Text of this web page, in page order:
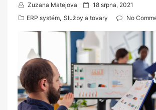
Zuzana Matejova
P
o
e
d
o
n
18 srpna, 2021
ERP systém, Služby a tovary No